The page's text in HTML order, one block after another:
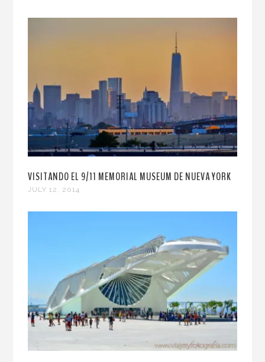
VISITANDO EL 9/11 MEMORIAL MUSEUM DE NUEVA YORK
JULY 12, 2014